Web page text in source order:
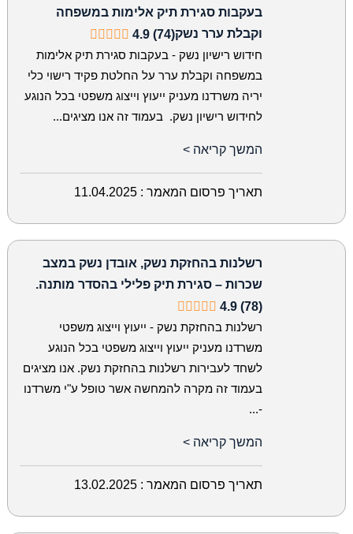
בעקבות סגירת תיק אלימות במשפחה
וקבלת ערר נשק4.9 (74)
חידוש רישיון נשק - בעקבות סגירת תיק אלימות
במשפחה וקבלת ערר על החלטת פקיד רישוי כלי
יריה משרדנו מעניק ייעוץ וייצוג משפטי בכל הנוגע
לחידוש רישיון נשק. בעמוד זה אנו מציגים...
המשך קריאה >
תאריך פרסום המאמר : 11.04.2025
רשלנות בהחזקת נשק, אובדן נשק במצב
שכרות – סגירת תיק פלילי בהסדר מותנה.
4.9 (78)
רשלנות בהחזקת נשק - ייעוץ וייצוג משפטי
משרדנו מעניק ייעוץ וייצוג משפטי בכל הנוגע
לשחד לעבירות רשלנות בהחזקת נשק. אנו מציגים
בעמוד זה מקרה להמחשה אשר טופל ע"י משרדנו
-...
המשך קריאה >
תאריך פרסום המאמר : 13.02.2025